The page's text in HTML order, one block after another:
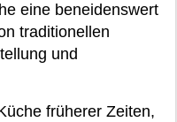
eine beneidenswert
traditionellen
und
früherer Zeiten,